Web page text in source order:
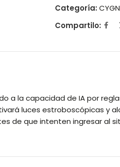
Categoría:
Compartilo:
a la capacidad de IA por
luces estroboscópicas y
de que intenten ingresar al